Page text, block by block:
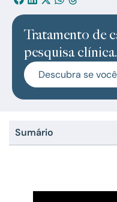
Tratamento de
pesquisa clínica.
Descubra se
Sumário